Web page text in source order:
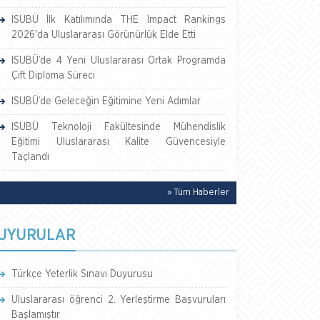
ISUBÜ İlk Katılımında THE Impact Rankings
2026'da Uluslararası Görünürlük Elde Etti
ISUBÜ’de 4 Yeni Uluslararası Ortak Programda
Çift Diploma Süreci
ISUBÜ’de Geleceğin Eğitimine Yeni Adımlar
ISUBÜ Teknoloji Fakültesinde Mühendislik
Eğitimi Uluslararası Kalite Güvencesiyle
Taçlandı
» Tüm Haberler
Türkçe Yeterlik Sınavı Duyurusu
Uluslararası öğrenci 2. Yerleştirme Başvuruları
Başlamıştır